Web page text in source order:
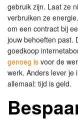
gebruik zijn. Laat ze
verbruiken ze
om een contract bij
jouw behoeften past.
goedkoop
genoeg is voor de
werk. Anders lever je
allemaal: tijd is geld.